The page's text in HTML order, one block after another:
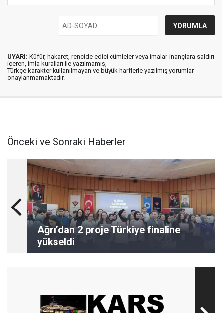
UYARI: Küfür, hakaret, rencide edici cümleler veya imalar, inançlara saldırı
içeren, imla kuralları ile yazılmamış,
Türkçe karakter kullanılmayan ve büyük harflerle yazılmış yorumlar
onaylanmamaktadır.
Önceki ve Sonraki Haberler
Ağrı’dan 2 proje Türkiye finaline
yükseldi